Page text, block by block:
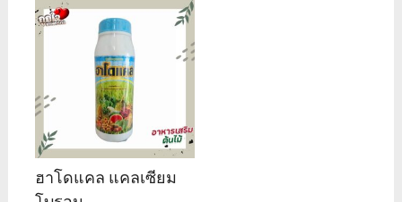
ฮาโดแคล แคลเซียม